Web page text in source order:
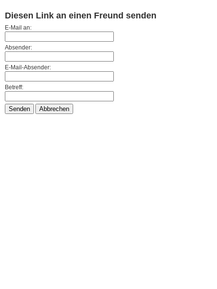
Diesen Link an einen Freund senden
E-Mail an:
Absender:
E-Mail-Absender:
Betreff:
Senden Abbrechen